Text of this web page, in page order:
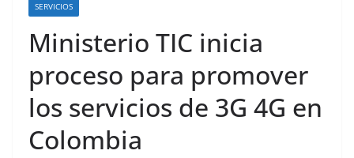
SERVICIOS
Ministerio TIC inicia
proceso para promover
los servicios de 3G 4G en
Colombia